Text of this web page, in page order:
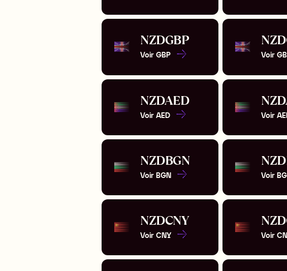
NZDGBP
Voir GBP
NZD
Voir
NZDAED
Voir AED
NZD
Voir
NZDBGN
Voir BGN
NZD
Voir
NZDCNY
Voir CNY
NZD
Voir